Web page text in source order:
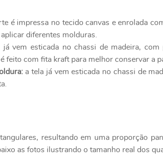
é impressa no tecido canvas e enrolada
diferentes molduras.
já vem esticada no chassi de madeira,
feito com fita kraft para melhor conservar a
a tela já vem esticada no chassi de
resultando em uma proporção
as fotos ilustrando o tamanho real dos